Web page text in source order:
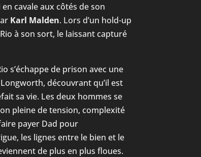
cavale aux côtés de son
Karl Malden. Lors d’un hold-up
à son sort, le laissant capturé
s’échappe de prison avec une
découvrant qu’il est
sa vie. Les deux hommes se
pleine de tension, complexité
payer Dad pour
les lignes entre le bien et le
de plus en plus floues.